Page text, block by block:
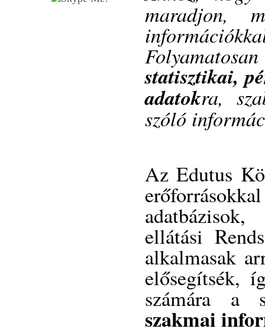
maradjon,
statisztikai,
adatokra,
szóló
Az Edutus
ellátási
alkalmasak
elősegítsék,
számára a
szakmai